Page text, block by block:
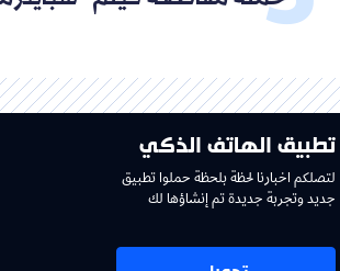
تطبيق الهاتف الذكي
لتصلكم اخبارنا لحظة بلحظة حملوا تطبيق
جديد وتجربة جديدة تم إنشاؤها لك